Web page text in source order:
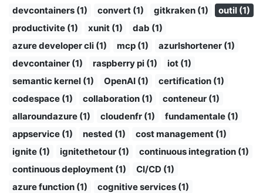
devcontainers (1)
convert (1) gitkraken (1)
outil (1)
productivite (1)
xunit (1)
dab (1)
azure developer cli (1)
mcp (1)
azurlshortener (1)
devcontainer (1)
raspberry pi (1)
iot (1)
semantic kernel (1)
OpenAI (1)
certification (1)
codespace (1)
collaboration (1)
conteneur (1)
allaroundazure (1)
cloudenfr (1)
fundamentale (1)
appservice (1)
nested (1)
cost management (1)
ignite (1)
ignitethetour (1)
continuous integration (1)
continuous deployment (1)
CI/CD (1)
azure function (1)
cognitive services (1)